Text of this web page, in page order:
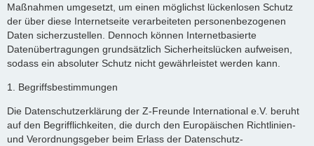
Maßnahmen umgesetzt, um einen möglichst lückenlosen Schutz
der über diese Internetseite verarbeiteten personenbezogenen
Daten sicherzustellen. Dennoch können Internetbasierte
Datenübertragungen grundsätzlich Sicherheitslücken aufweisen,
sodass ein absoluter Schutz nicht gewährleistet werden kann.
1. Begriffsbestimmungen
Die Datenschutzerklärung der Z-Freunde International e.V. beruht
auf den Begrifflichkeiten, die durch den Europäischen Richtlinien-
und Verordnungsgeber beim Erlass der Datenschutz-